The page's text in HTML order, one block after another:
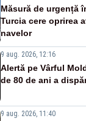
Măsură de urgență
Turcia cere oprirea
navelor
9 aug. 2026, 12:16
Alertă pe Vârful
de 80 de ani a
9 aug. 2026, 11:40